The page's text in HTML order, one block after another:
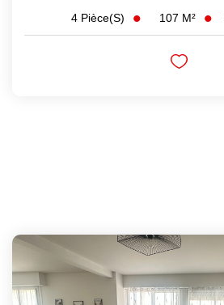
4 Pièce(s) 107 M²